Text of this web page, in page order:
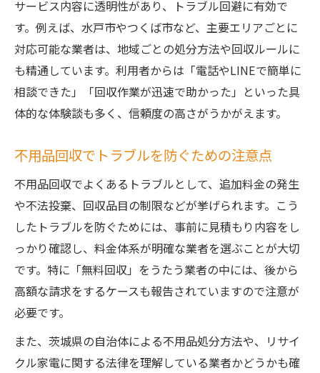
サービス内容に透明性があり、トラブル回避に有効で
す。例えば、水戸市やつくば市など、主要エリアごとに
対応可能な業者は、地域ごとの処分方法や回収ルールに
も精通しています。利用者からは「電話やLINEで簡単に
相談できた」「回収作業が迅速で助かった」といった具
体的な体験談も多く、信頼度の高さがうかがえます。
不用品回収でトラブルを防ぐための注意点
不用品回収でよくあるトラブルとして、追加料金の発生
や不法投棄、回収品目の制限などが挙げられます。こう
したトラブルを防ぐためには、事前に見積もり内容をし
っかり確認し、料金体系が明確な業者を選ぶことが大切
です。特に「無料回収」をうたう業者の中には、後から
高額な請求をするケースも報告されていますので注意が
必要です。
また、茨城県の自治体による不用品処分方法や、リサイ
クル家電に関する法律を理解している業者かどうかも確